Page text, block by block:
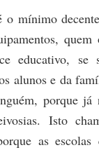
o mínimo
educativo, se
alunos e da
porque
Isto
as